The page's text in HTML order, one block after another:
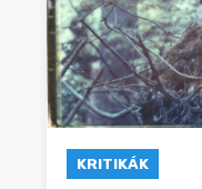
KRITIKÁK